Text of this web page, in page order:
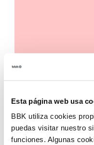
Esta página web usa
BBK utiliza cookies
puedas visitar nuestro
funciones. Algunas